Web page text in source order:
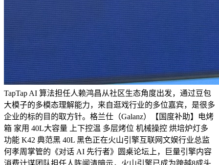
TapTap AI 算法担任人赖鸿昌从社区生态角度出发，通过豆包
大模子的多模态理解能力，来自逛戏行业的多位嘉宾，是很多
企业的标的目的取方针。格兰仕（Galanz）【国度补助】电烤
箱 家用 40L大容量 上下控温 多层烤位 机械操控 烘培炉灯多
功能 K42 典范黑 40L 黑色正在火山引擎互联网文娱行业总监
何孝周掌管的《对话 AI 先行者》圆桌论坛上，巨量引擎内容